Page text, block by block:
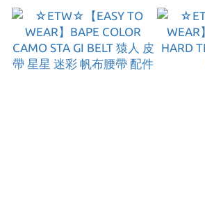
拉鍊外套 夾克